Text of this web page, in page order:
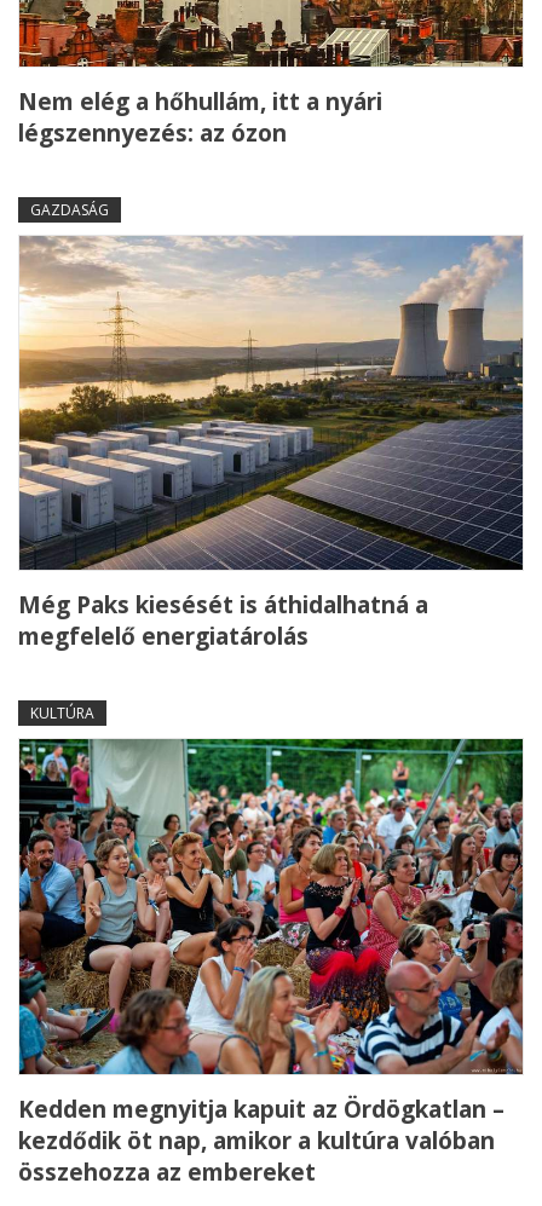
Nem elég a hőhullám, itt a nyári
légszennyezés: az ózon
GAZDASÁG
Még Paks kiesését is áthidalhatná a
megfelelő energiatárolás
KULTÚRA
Kedden megnyitja kapuit az Ördögkatlan –
kezdődik öt nap, amikor a kultúra valóban
összehozza az embereket